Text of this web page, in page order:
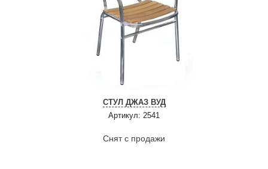
СТУЛ ДЖАЗ ВУД
Артикул: 2541
Снят с продажи